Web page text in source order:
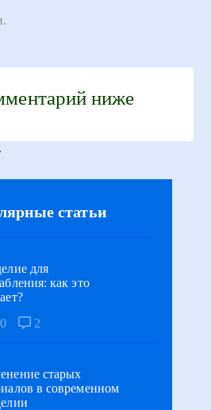
ниже
статьи
для
как это
2
старых
в современном